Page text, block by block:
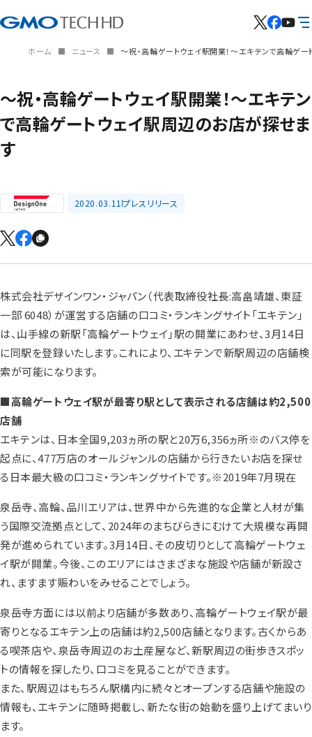
ホーム ニュース ～祝・高輪ゲートウェイ駅開業！～エキテンで高輪ゲ
～祝・高輪ゲートウェイ駅開業！～エキテン
で高輪ゲートウェイ駅周辺のお店が探せま
す
2020.03.11 プレスリリース
株式会社デザインワン・ジャパン（代表取締役社長:高畠靖雄、東証
一部 6048）が運営する店舗の口コミ・ランキングサイト「エキテン」
は、山手線の新駅「高輪ゲートウェイ」駅の開業にあわせ、3月14日
に同駅を登録いたします。これにより、エキテンで新駅周辺の店舗検
索が可能になります。
■高輪ゲートウェイ駅が最寄り駅として表示される店舗は約2,500
店舗
エキテンは、日本全国9,203ヵ所の駅と20万6,356ヵ所※のバス停を
起点に、477万店のオールジャンルの店舗から行きたいお店を探せ
る日本最大級の口コミ・ランキングサイトです。※2019年7月現在
泉岳寺、高輪、品川エリアは、世界中から先進的な企業と人材が集
う国際交流拠点として、2024年のまちびらきにむけて大規模な再開
発が進められています。3月14日、その皮切りとして高輪ゲートウェ
イ駅が開業。今後、このエリアにはさまざまな施設や店舗が新設さ
れ、ますます賑わいをみせることでしょう。
泉岳寺方面には以前より店舗が多数あり、高輪ゲートウェイ駅が最
寄りとなるエキテン上の店舗は約2,500店舗となります。古くからあ
る喫茶店や、泉岳寺周辺のお土産屋など、新駅周辺の街歩きスポッ
トの情報を探したり、口コミを見ることができます。
また、駅周辺はもちろん駅構内に続々とオープンする店舗や施設の
情報も、エキテンに随時掲載し、新たな街の始動を盛り上げてまいり
ます。